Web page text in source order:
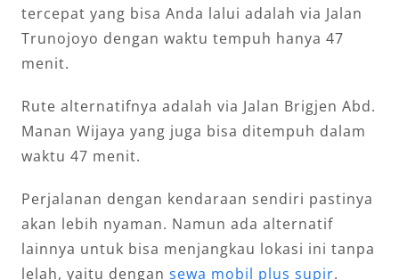
tercepat yang bisa Anda lalui adalah via Jalan
Trunojoyo dengan waktu tempuh hanya 47
menit.
Rute alternatifnya adalah via Jalan Brigjen Abd.
Manan Wijaya yang juga bisa ditempuh dalam
waktu 47 menit.
Perjalanan dengan kendaraan sendiri pastinya
akan lebih nyaman. Namun ada alternatif
lainnya untuk bisa menjangkau lokasi ini tanpa
lelah, yaitu dengan sewa mobil plus supir.